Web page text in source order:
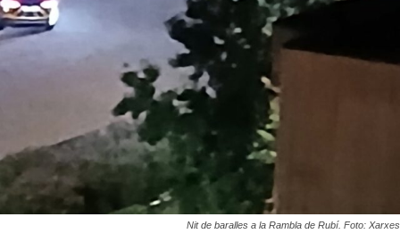
Nit de baralles a la Rambla de Rubí. Foto: Xarxes